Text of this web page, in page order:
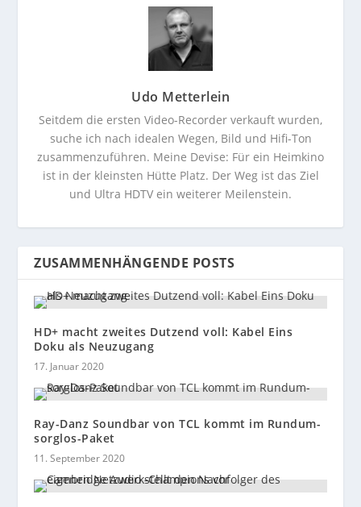
Udo Metterlein
Seitdem die ersten Video-Recorder verkauft wurden,
suche ich nach idealen Wegen, Bild und Hifi-Ton
zusammenzuführen. Meine Devise: Für ein Heimkino
ist in der kleinsten Hütte Platz. Der Weg ist das Ziel
und Ultra HDTV ein weiterer Meilenstein.
ZUSAMMENHÄNGENDE POSTS
HD+ macht zweites Dutzend voll: Kabel Eins
Doku als Neuzugang
17. Januar 2020
Ray-Danz Soundbar von TCL kommt im Rundum-
sorglos-Paket
11. September 2020